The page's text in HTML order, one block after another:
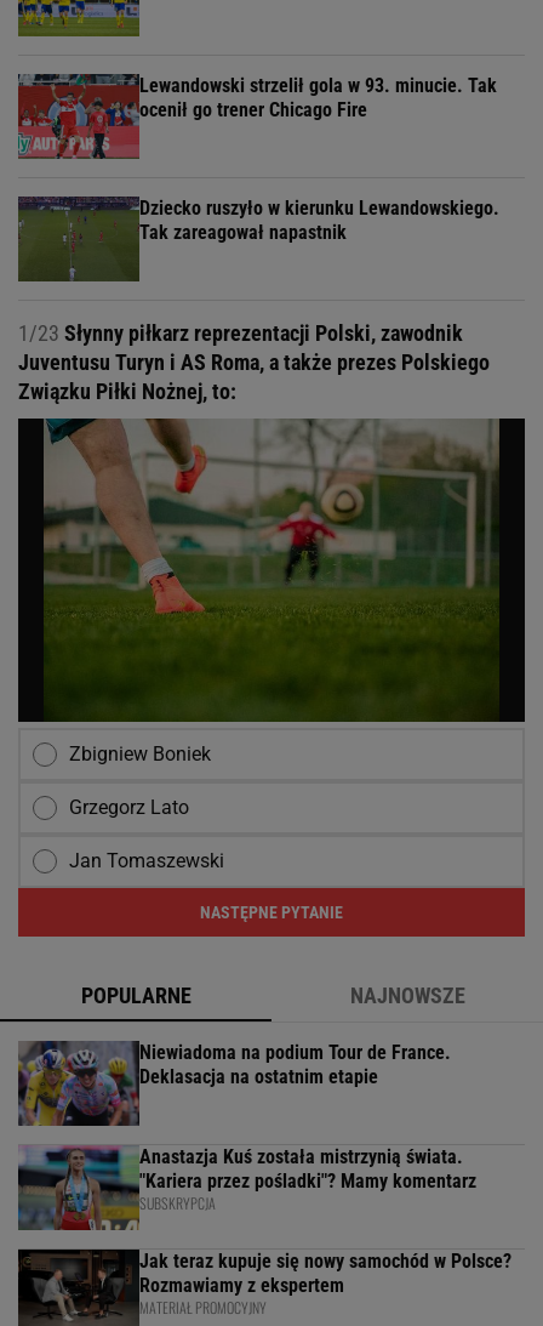
Lewandowski strzelił gola w 93. minucie. Tak
ocenił go trener Chicago Fire
Dziecko ruszyło w kierunku Lewandowskiego.
Tak zareagował napastnik
1/23 Słynny piłkarz reprezentacji Polski, zawodnik
Juventusu Turyn i AS Roma, a także prezes Polskiego
Związku Piłki Nożnej, to:
Zbigniew Boniek
Grzegorz Lato
Jan Tomaszewski
NASTĘPNE PYTANIE
POPULARNE NAJNOWSZE
Niewiadoma na podium Tour de France.
Deklasacja na ostatnim etapie
Anastazja Kuś została mistrzynią świata.
"Kariera przez pośladki"? Mamy komentarz
SUBSKRYPCJA
Jak teraz kupuje się nowy samochód w Polsce?
Rozmawiamy z ekspertem
MATERIAŁ PROMOCYJNY